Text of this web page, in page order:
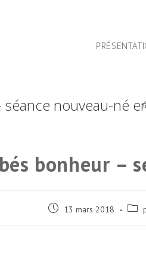
nouveau-né
bonheur –
Post 13 mars 2018
Post